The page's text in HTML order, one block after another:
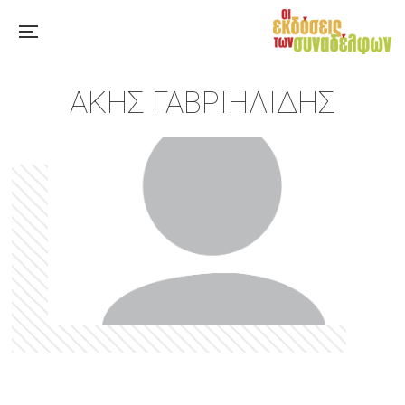
ΆΚΗΣ ΓΑΒΡΙΗΛΊΔΗΣ